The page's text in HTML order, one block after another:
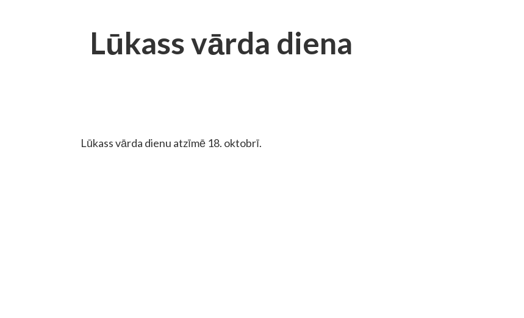
Lūkass vārda diena
Lūkass vārda dienu atzīmē 18. oktobrī.